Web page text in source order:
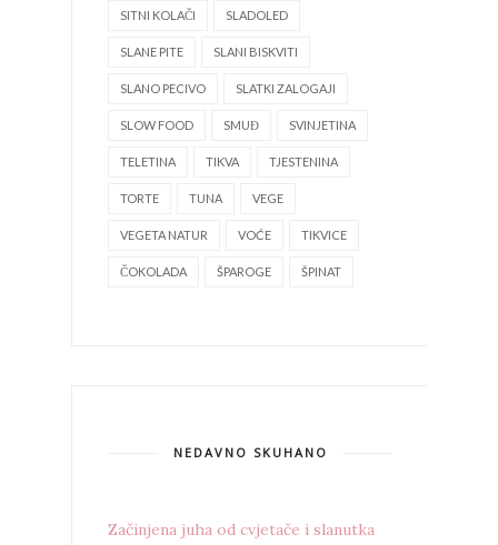
SITNI KOLAČI SLADOLED
SLANE PITE SLANI BISKVITI
SLANO PECIVO SLATKI ZALOGAJI
SLOW FOOD SMUĐ SVINJETINA
TELETINA TIKVA TJESTENINA
TORTE TUNA VEGE
VEGETA NATUR VOĆE TIKVICE
ČOKOLADA ŠPAROGE ŠPINAT
NEDAVNO SKUHANO
Začinjena juha od cvjetače i slanutka